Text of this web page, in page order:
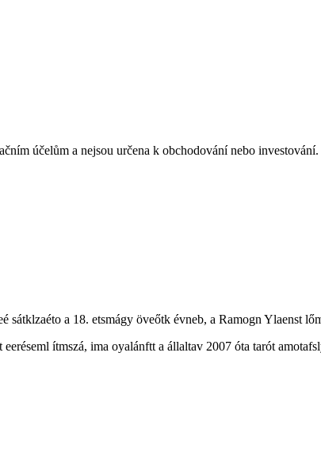
účelům a nejsou určena k obchodování nebo investování.
a 18. etsmágy öveőtk évneb, a Ramogn Ylaenst
ítmszá, ima oyalánftt a állaltav 2007 óta tarót